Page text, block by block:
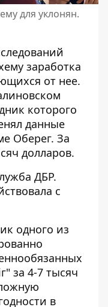
для уклонян.
заработка
от нее.
которого
данные
Оберег. За
долларов.
ДБР.
с
одного из
за 4-7 тысяч
в